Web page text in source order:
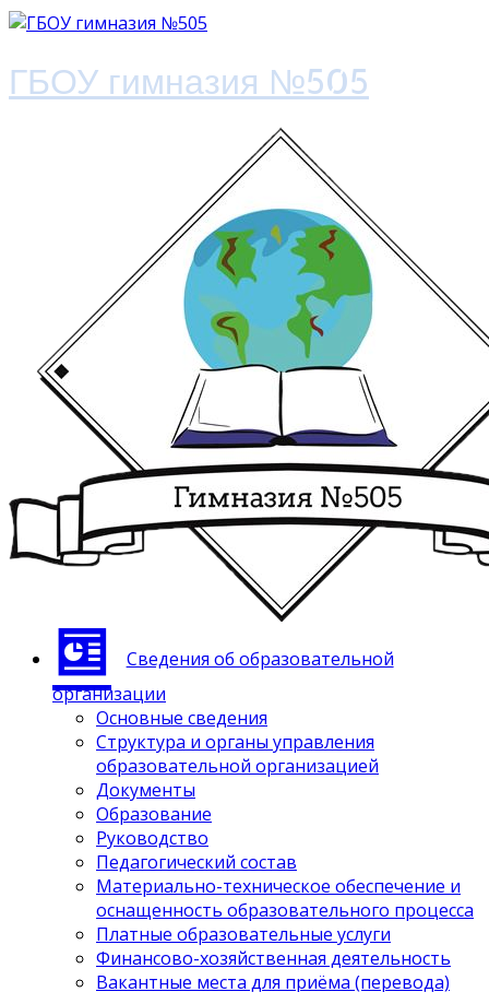
ГБОУ гимназия №505
Сведения об образовательной
организации
Основные сведения
Структура и органы управления
образовательной организацией
Документы
Образование
Руководство
Педагогический состав
Материально-техническое обеспечение и
оснащенность образовательного процесса
Платные образовательные услуги
Финансово-хозяйственная деятельность
Вакантные места для приёма (перевода)